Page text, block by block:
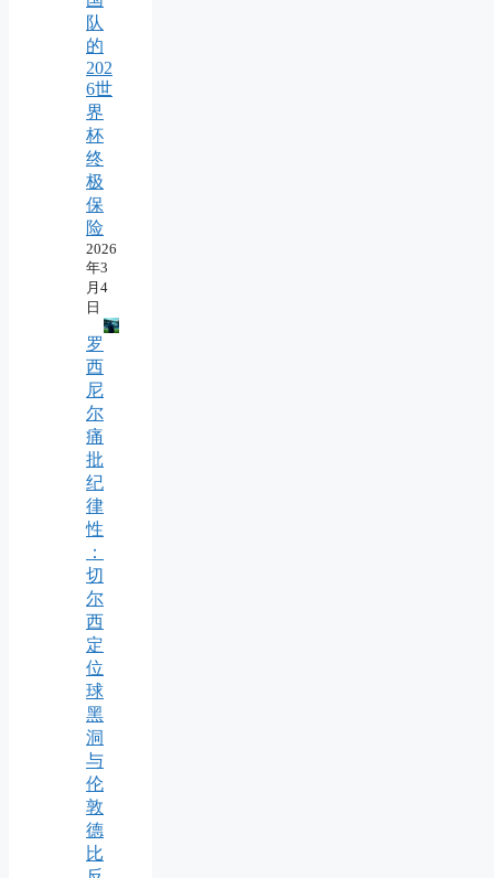
队
的
202
6世
界
杯
终
极
保
险
2026
年3
月4
日
罗
西
尼
尔
痛
批
纪
律
性
：
切
尔
西
定
位
球
黑
洞
与
伦
敦
德
比